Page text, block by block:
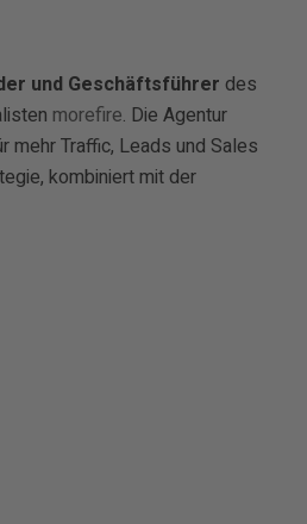
und Geschäftsführer des
morefire. Die Agentur
mehr Traffic, Leads und Sales
kombiniert mit der